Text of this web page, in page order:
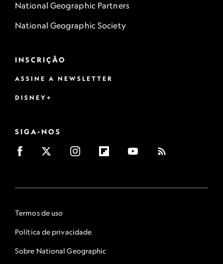
National Geographic Partners
National Geographic Society
INSCRIÇÃO
ASSINE A NEWSLETTER
DISNEY+
SIGA-NOS
Termos de uso
Política de privacidade
Sobre National Geographic